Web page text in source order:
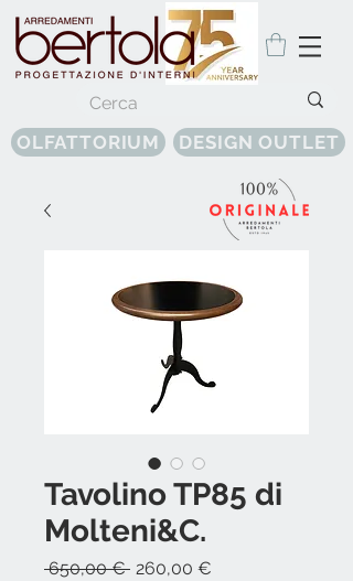
OLFATTORIUM DESIGN OUTLET
Tavolino TP85 di
Molteni&C.
650,00 € Prezzo
260,00 €